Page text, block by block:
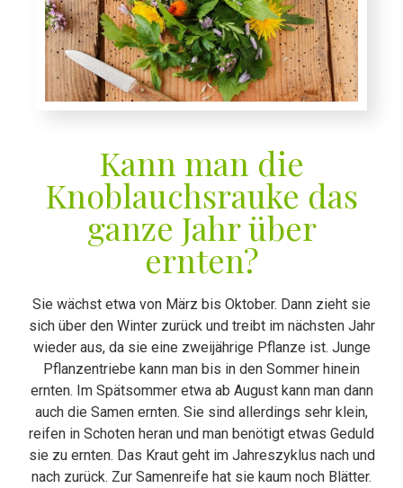
Kann man die
Knoblauchsrauke das
ganze Jahr über
ernten?
Sie wächst etwa von März bis Oktober. Dann zieht sie
sich über den Winter zurück und treibt im nächsten Jahr
wieder aus, da sie eine zweijährige Pflanze ist. Junge
Pflanzentriebe kann man bis in den Sommer hinein
ernten. Im Spätsommer etwa ab August kann man dann
auch die Samen ernten. Sie sind allerdings sehr klein,
reifen in Schoten heran und man benötigt etwas Geduld
sie zu ernten. Das Kraut geht im Jahreszyklus nach und
nach zurück. Zur Samenreife hat sie kaum noch Blätter.